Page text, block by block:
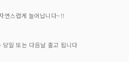
연스럽게 늘어납니다~!!
당일 또는 다음날 출고 됩니다